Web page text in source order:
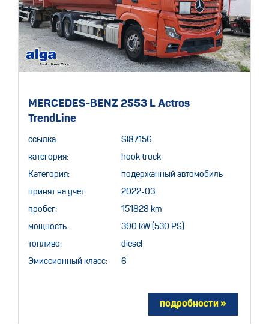
MERCEDES-BENZ 2553 L Actros
TrendLine
ссылка: SI87156
категория: hook truck
Категория: подержанный автомобиль
принят на учет: 2022-03
пробег: 151828 km
мощность: 390 kW (530 PS)
топливо: diesel
Эмиссионный класс: 6